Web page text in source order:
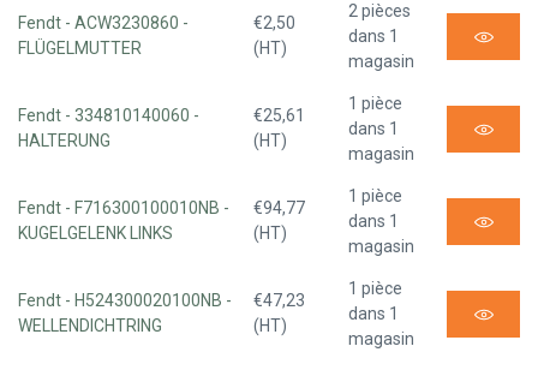
Fendt - ACW3230860 -
FLÜGELMUTTER
€2,50
(HT)
2 pièces
dans 1
magasin
Fendt - 334810140060 -
HALTERUNG
€25,61
(HT)
1 pièce
dans 1
magasin
Fendt - F716300100010NB -
KUGELGELENK LINKS
€94,77
(HT)
1 pièce
dans 1
magasin
Fendt - H524300020100NB -
WELLENDICHTRING
€47,23
(HT)
1 pièce
dans 1
magasin